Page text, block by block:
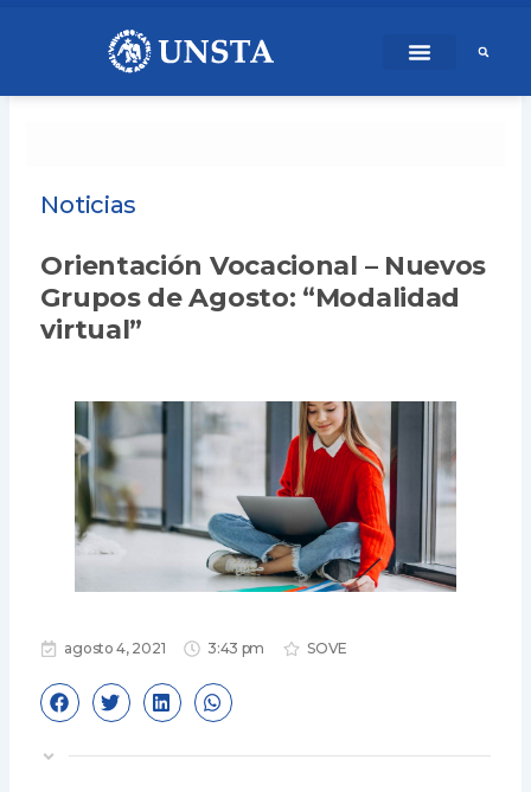
Noticias
Orientación Vocacional – Nuevos
Grupos de Agosto: “Modalidad
virtual”
agosto 4, 2021 3:43 pm SOVE